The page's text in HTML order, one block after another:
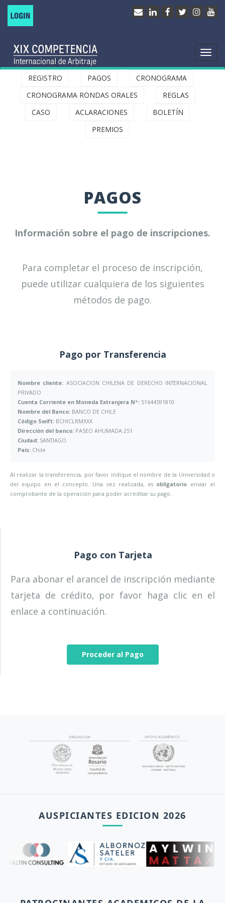
REGISTRO PAGOS
CRONOGRAMA
CRONOGRAMA RONDAS ORALES
REGLAS
CASO
ACLARACIONES
BOLETÍN
PREMIOS
PAGOS
Información sobre el pago de inscripciones.
Para completar el proceso de inscripción,
puede utilizar cualquiera de los siguientes
métodos de pago.
Pago por Transferencia
Nombre cliente: ASOCIACION CHILENA DE DERECHO INTERNACIONAL
PRIVADO
Cuenta Corriente en Moneda Extranjera N°: 51644591810
Nombre del Banco: BANCO DE CHILE
Código Swift: BCHICLRMXXX
Dirección del banco: PASEO AHUMADA 251
Ciudad: SANTIAGO
País: Chile
Al realizar la transferencia, por favor indique el nombre de la Universidad o
del equipo en el concepto. Una vez realizada, es obligatorio enviar el
comprobante de la operación para poder acreditar su pago.
Pago con Tarjeta
Para abonar el arancel de inscripción mediante
tarjeta de crédito, por favor haga clic en el
enlace a continuación.
Proceder al Pago
AUSPICIANTES EDICION 2026